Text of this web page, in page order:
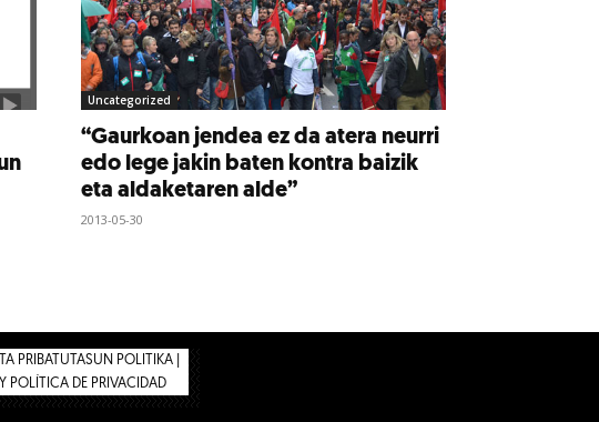
Uncategorized
“Gaurkoan jendea ez da atera neurri
edo lege jakin baten kontra baizik
eta aldaketaren alde”
2013-05-30
PRIBATUTASUN POLITIKA |
POLÍTICA DE PRIVACIDAD